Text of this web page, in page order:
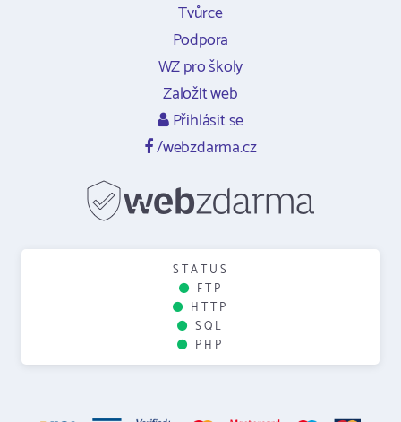
Tvůrce
Podpora
WZ pro školy
Založit web
Přihlásit se
/webzdarma.cz
STATUS
FTP
HTTP
SQL
PHP